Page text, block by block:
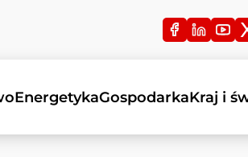
EnergetykaGospodarkaKraj i